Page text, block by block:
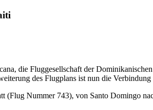
die Fluggesellschaft der
des Flugplans ist nun die
Nummer 743), von Santo Domingo